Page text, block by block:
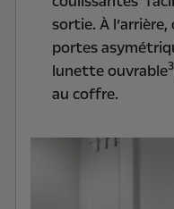
sortie. À
portes
lunette ouvrable3
au coffre.